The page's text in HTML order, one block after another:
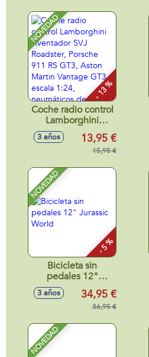
NOVEDAD
- 13 %
Coche radio control
Lamborghini
Aventador SVJ
Roadster, Porsche
911 RS GT3, Aston
GT3 escala 1:24,
neumáticos de
goma, con luces -
Modelos surtidos
3 años 13,95 €
15,95 €
NOVEDAD
- 5 %
Bicicleta sin
pedales 12"
Jurassic World
3 años 34,95 €
36,95 €
NOVEDAD